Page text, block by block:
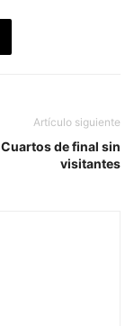
Artículo siguiente
Cuartos de final sin
visitantes